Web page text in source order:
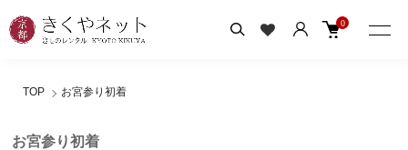
0
TOP お宮参り初着
お宮参り初着